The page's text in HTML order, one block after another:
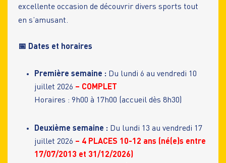
excellente occasion de découvrir divers sports tout
en s’amusant.
📅 Dates et horaires
Première semaine : Du lundi 6 au vendredi 10
juillet 2026 – COMPLET
Horaires : 9h00 à 17h00 (accueil dès 8h30)
Deuxième semaine : Du lundi 13 au vendredi 17
juillet 2026 – 4 PLACES 10-12 ans (né(e)s entre
17/07/2013 et 31/12/2026)